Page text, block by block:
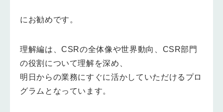
にお勧めです。
理解編は、CSRの全体像や世界動向、CSR部門
の役割について理解を深め、
明日からの業務にすぐに活かしていただけるプロ
グラムとなっています。